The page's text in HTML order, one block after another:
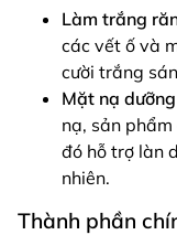
Làm trắng
các vết ố và
cười trắng
Mặt nạ
nạ, sản
đó hỗ trợ làn
nhiên.
Thành phần